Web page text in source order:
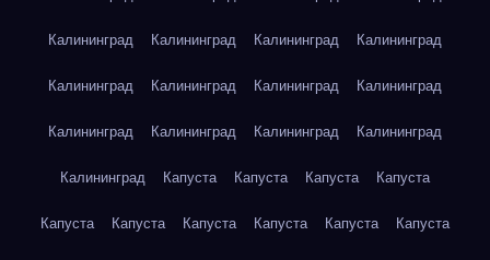
Калининград Калининград Калининград Калининград
Калининград Калининград Калининград Калининград
Калининград Калининград Калининград Калининград
Калининград Капуста Капуста Капуста Капуста
Капуста Капуста Капуста Капуста Капуста Капуста